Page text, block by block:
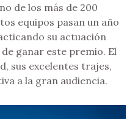
de los más de 200
equipos pasan un año
su actuación
ganar este premio. El
sus excelentes trajes,
a la gran audiencia.